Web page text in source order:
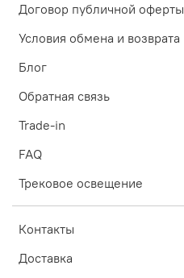
Договор публичной оферты
Условия обмена и возврата
Блог
Обратная связь
Trade-in
FAQ
Трековое освещение
Контакты
Доставка